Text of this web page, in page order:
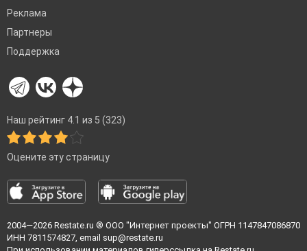
Реклама
Партнеры
Поддержка
Наш рейтинг 4.1 из 5 (323)
Оцените эту страницу
2004—2026 Restate.ru ® ООО "Интернет проекты" ОГРН 1147847086870
ИНН 7811574827, email sup@restate.ru